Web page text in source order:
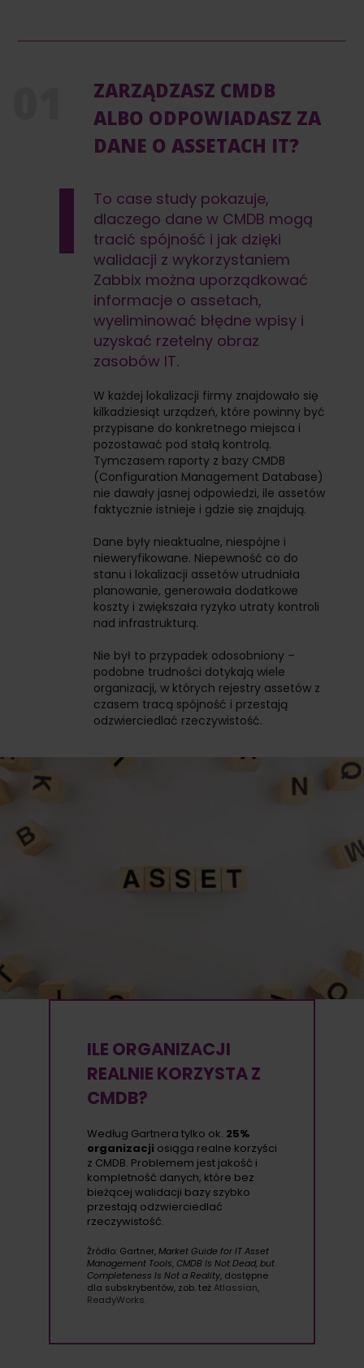
ZARZĄDZASZ CMDB
ALBO ODPOWIADASZ ZA
DANE O ASSETACH IT?
To case study pokazuje,
dlaczego dane w CMDB mogą
tracić spójność i jak dzięki
walidacji z wykorzystaniem
Zabbix można uporządkować
informacje o assetach,
wyeliminować błędne wpisy i
uzyskać rzetelny obraz
zasobów IT.
W każdej lokalizacji firmy znajdowało się
kilkadziesiąt urządzeń, które powinny być
przypisane do konkretnego miejsca i
pozostawać pod stałą kontrolą.
Tymczasem raporty z bazy CMDB
(Configuration Management Database)
nie dawały jasnej odpowiedzi, ile assetów
faktycznie istnieje i gdzie się znajdują.
Dane były nieaktualne, niespójne i
nieweryfikowane. Niepewność co do
stanu i lokalizacji assetów utrudniała
planowanie, generowała dodatkowe
koszty i zwiększała ryzyko utraty kontroli
nad infrastrukturą.
Nie był to przypadek odosobniony –
podobne trudności dotykają wiele
organizacji, w których rejestry assetów z
czasem tracą spójność i przestają
odzwierciedlać rzeczywistość.
ILE ORGANIZACJI
REALNIE KORZYSTA Z
CMDB?
Według Gartnera tylko ok. 25%
organizacji osiąga realne korzyści
z CMDB. Problemem jest jakość i
kompletność danych, które bez
bieżącej walidacji bazy szybko
przestają odzwierciedlać
rzeczywistość.
Źródło: Gartner,Market Guide for IT Asset
Management Tools,CMDB Is Not Dead, but
Completeness Is Not a Reality, dostępne
dla subskrybentów, zob. teżAtlassian,
ReadyWorks.